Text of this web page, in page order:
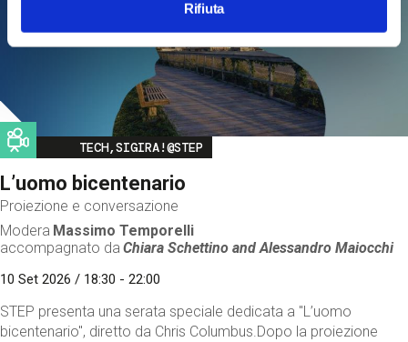
Rifiuta
Image
TECH,SIGIRA!@STEP
L’uomo bicentenario
Proiezione e conversazione
Modera Massimo Temporelli
accompagnato da Chiara Schettino andAlessandro Maiocchi
10 Set 2026 / 18:30 - 22:00
STEP presenta una serata speciale dedicata a "L’uomo
bicentenario", diretto da Chris Columbus.Dopo la proiezione